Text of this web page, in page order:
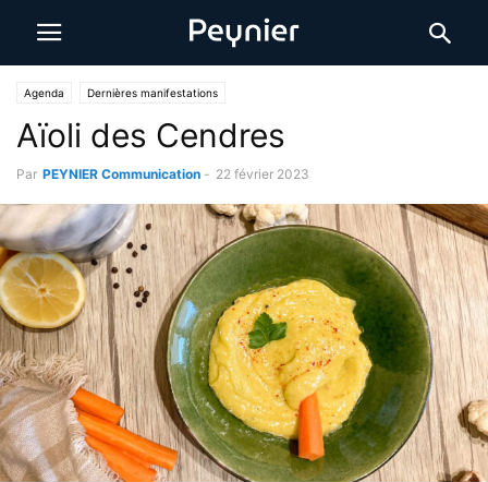
Agenda Dernières manifestations
Aïoli des Cendres
Par PEYNIER Communication - 22 février 2023